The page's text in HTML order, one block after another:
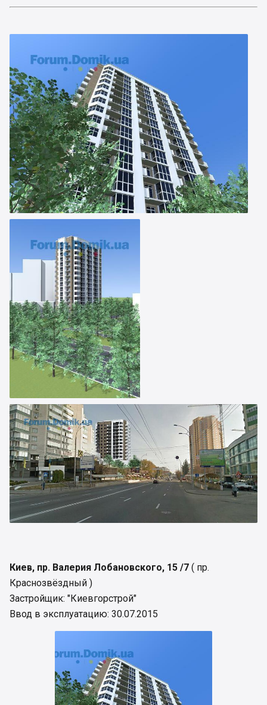
Киев, пр. Валерия Лобановского, 15 /7 ( пр.
Краснозвёздный )
Застройщик: "Киевгорстрой"
Ввод в эксплуатацию: 30.07.2015